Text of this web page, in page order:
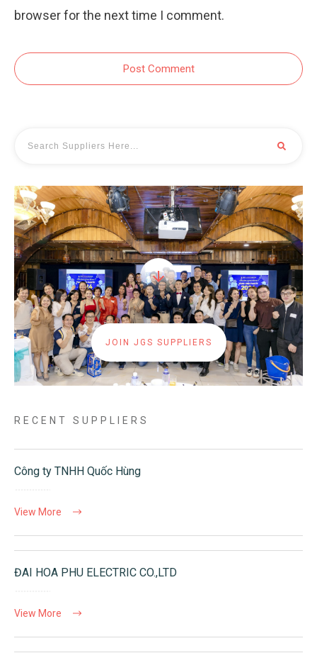
browser for the next time I comment.
Post Comment
JOIN JGS SUPPLIERS
RECENT SUPPLIERS
Công ty TNHH Quốc Hùng
View More
ĐAI HOA PHU ELECTRIC CO.,LTD
View More